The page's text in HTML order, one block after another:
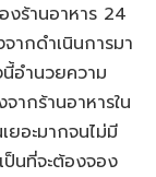
งร้านอาหาร 24
ากดำเนินการมา
อำนวยความ
ากร้านอาหารใน
ยอะมากจนไม่มี
ป็นที่จะต้องจอง